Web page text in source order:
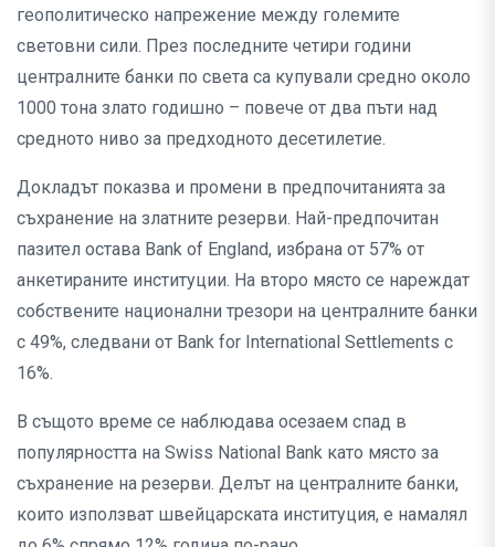
геополитическо напрежение между големите
световни сили. През последните четири години
централните банки по света са купували средно около
1000 тона злато годишно – повече от два пъти над
средното ниво за предходното десетилетие.
Докладът показва и промени в предпочитанията за
съхранение на златните резерви. Най-предпочитан
пазител остава Bank of England, избрана от 57% от
анкетираните институции. На второ място се нареждат
собствените национални трезори на централните банки
с 49%, следвани от Bank for International Settlements с
16%.
В същото време се наблюдава осезаем спад в
популярността на Swiss National Bank като място за
съхранение на резерви. Делът на централните банки,
които използват швейцарската институция, е намалял